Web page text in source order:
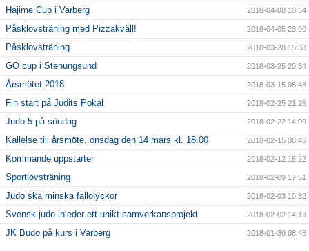
Hajime Cup i Varberg 2018-04-08 10:54
Påsklovsträning med Pizzakväll! 2018-04-05 23:00
Påsklovsträning 2018-03-28 15:38
GO cup i Stenungsund 2018-03-25 20:34
Årsmötet 2018 2018-03-15 08:48
Fin start på Judits Pokal 2018-02-25 21:26
Judo 5 på söndag 2018-02-22 14:09
Kallelse till årsmöte, onsdag den 14 mars kl. 18.00 2018-02-15 08:46
Kommande uppstarter 2018-02-12 18:22
Sportlovsträning 2018-02-09 17:51
Judo ska minska fallolyckor 2018-02-03 10:32
Svensk judo inleder ett unikt samverkansprojekt 2018-02-02 14:13
JK Budo på kurs i Varberg 2018-01-30 08:48